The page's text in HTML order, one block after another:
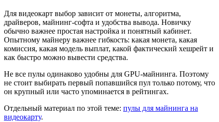
Для видеокарт выбор зависит от монеты, алгоритма,
драйверов, майнинг-софта и удобства вывода. Новичку
обычно важнее простая настройка и понятный кабинет.
Опытному майнеру важнее гибкость: какая монета, какая
комиссия, какая модель выплат, какой фактический хешрейт и
как быстро можно вывести средства.
Не все пулы одинаково удобны для GPU-майнинга. Поэтому
не стоит выбирать первый попавшийся пул только потому, что
он крупный или часто упоминается в рейтингах.
Отдельный материал по этой теме: пулы для майнинга на
видеокарту.